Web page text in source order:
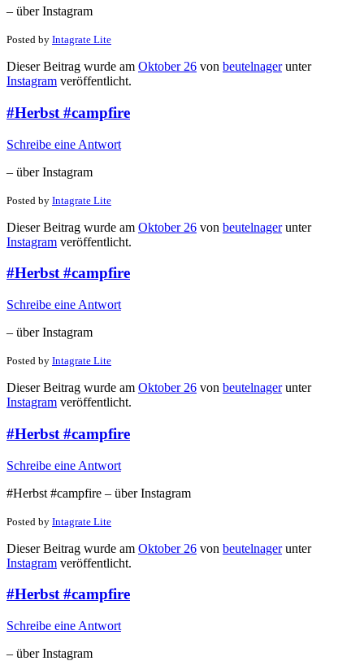
– über Instagram
Posted by Intagrate Lite
Dieser Beitrag wurde am Oktober 26 von beutelnagerunter
Instagram veröffentlicht.
#Herbst #campfire
Schreibe eine Antwort
– über Instagram
Posted by Intagrate Lite
Dieser Beitrag wurde am Oktober 26 von beutelnagerunter
Instagram veröffentlicht.
#Herbst #campfire
Schreibe eine Antwort
– über Instagram
Posted by Intagrate Lite
Dieser Beitrag wurde am Oktober 26 von beutelnagerunter
Instagram veröffentlicht.
#Herbst #campfire
Schreibe eine Antwort
#Herbst #campfire – über Instagram
Posted by Intagrate Lite
Dieser Beitrag wurde am Oktober 26 von beutelnagerunter
Instagram veröffentlicht.
#Herbst #campfire
Schreibe eine Antwort
– über Instagram